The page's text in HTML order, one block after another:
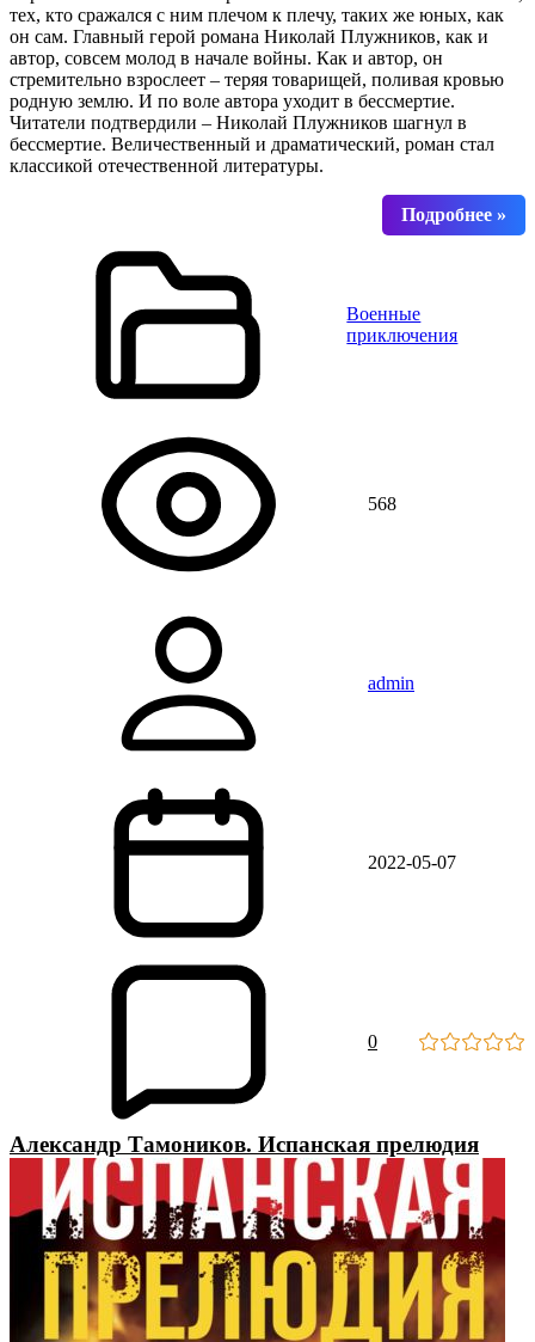
тех, кто сражался с ним плечом к плечу, таких же юных, как
он сам. Главный герой романа Николай Плужников, как и
автор, совсем молод в начале войны. Как и автор, он
стремительно взрослеет – теряя товарищей, поливая кровью
родную землю. И по воле автора уходит в бессмертие.
Читатели подтвердили – Николай Плужников шагнул в
бессмертие. Величественный и драматический, роман стал
классикой отечественной литературы.
Военные
приключения
568
admin
2022-05-07
0
Александр Тамоников. Испанская прелюдия